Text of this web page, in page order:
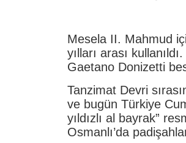
Mesela II. Mahmud
yılları arası
Gaetano Donizetti
Tanzimat Devri
ve bugün Türkiye
yıldızlı al bayrak”
Osmanlı’da